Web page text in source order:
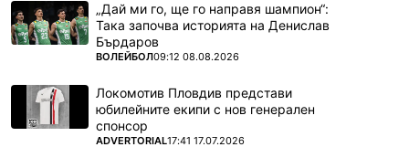
„Дай ми го, ще го направя шампион“:
Така започва историята на Денислав
Бърдаров
ПОВЕЧЕ ОТ
ВОЛЕЙБОЛ09:12 08.08.2026
Локомотив Пловдив представи
юбилейните екипи с нов генерален
спонсор
ПОВЕЧЕ ОТ
ADVERTORIAL17:41 17.07.2026